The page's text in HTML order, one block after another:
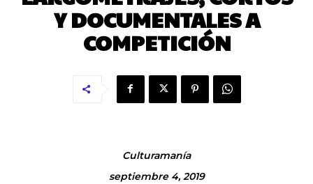
Y DOCUMENTALES A
COMPETICIÓN
Culturamanía
septiembre 4, 2019